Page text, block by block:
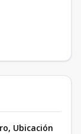
Ubicación